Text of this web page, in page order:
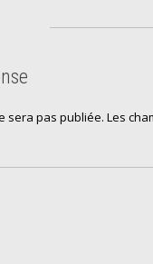
sera pas publiée. Les